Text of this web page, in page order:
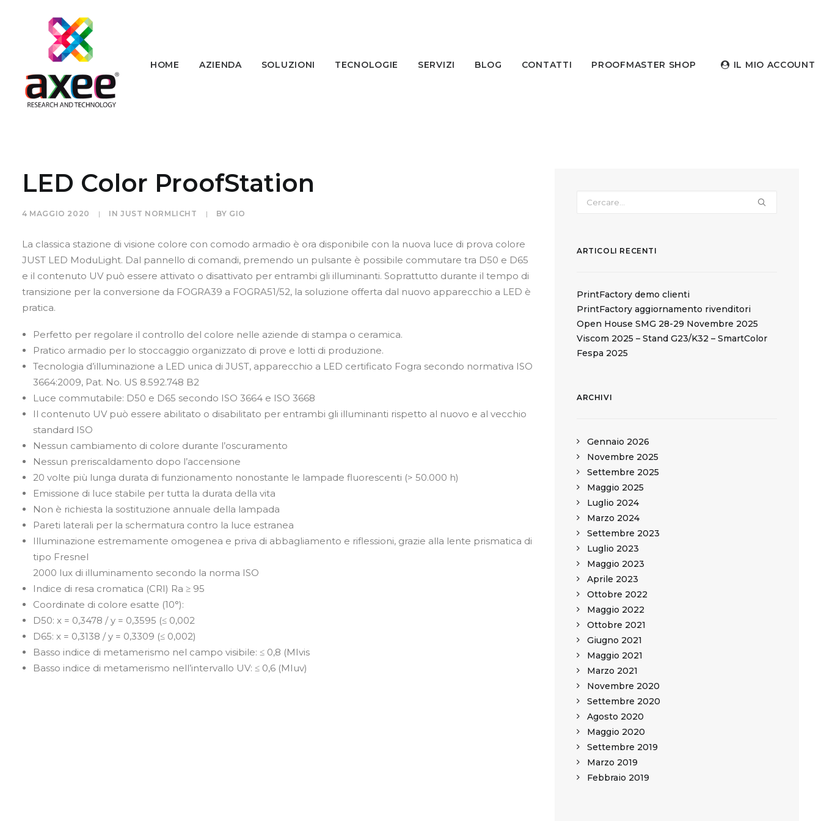
HOME AZIENDA SOLUZIONI TECNOLOGIE SERVIZI BLOG CONTATTI PROOFMASTER SHOP IL MIO ACCOUNT
LED Color ProofStation
4 MAGGIO 2020 | INJUST NORMLICHT | BY GIO
La classica stazione di visione colore con comodo armadio è ora disponibile con la nuova luce di prova colore
JUST LED ModuLight. Dal pannello di comandi, premendo un pulsante è possibile commutare tra D50 e D65
e il contenuto UV può essere attivato o disattivato per entrambi gli illuminanti. Soprattutto durante il tempo di
transizione per la conversione da FOGRA39 a FOGRA51/52, la soluzione offerta dal nuovo apparecchio a LED è
pratica.
Perfetto per regolare il controllo del colore nelle aziende di stampa o ceramica.
Pratico armadio per lo stoccaggio organizzato di prove e lotti di produzione.
Tecnologia d’illuminazione a LED unica di JUST, apparecchio a LED certificato Fogra secondo normativa ISO
3664:2009, Pat. No. US 8.592.748 B2
Luce commutabile: D50 e D65 secondo ISO 3664 e ISO 3668
Il contenuto UV può essere abilitato o disabilitato per entrambi gli illuminanti rispetto al nuovo e al vecchio
standard ISO
Nessun cambiamento di colore durante l’oscuramento
Nessun preriscaldamento dopo l’accensione
20 volte più lunga durata di funzionamento nonostante le lampade fluorescenti (> 50.000 h)
Emissione di luce stabile per tutta la durata della vita
Non è richiesta la sostituzione annuale della lampada
Pareti laterali per la schermatura contro la luce estranea
Illuminazione estremamente omogenea e priva di abbagliamento e riflessioni, grazie alla lente prismatica di
tipo Fresnel
2000 lux di illuminamento secondo la norma ISO
Indice di resa cromatica (CRI) Ra ≥ 95
Coordinate di colore esatte (10°):
D50: x = 0,3478 / y = 0,3595 (≤ 0,002
D65: x = 0,3138 / y = 0,3309 (≤ 0,002)
Basso indice di metamerismo nel campo visibile: ≤ 0,8 (MIvis
Basso indice di metamerismo nell’intervallo UV: ≤ 0,6 (MIuv)
ARTICOLI RECENTI
PrintFactory demo clienti
PrintFactory aggiornamento rivenditori
Open House SMG 28-29 Novembre 2025
Viscom 2025 – Stand G23/K32 – SmartColor
Fespa 2025
ARCHIVI
Gennaio 2026
Novembre 2025
Settembre 2025
Maggio 2025
Luglio 2024
Marzo 2024
Settembre 2023
Luglio 2023
Maggio 2023
Aprile 2023
Ottobre 2022
Maggio 2022
Ottobre 2021
Giugno 2021
Maggio 2021
Marzo 2021
Novembre 2020
Settembre 2020
Agosto 2020
Maggio 2020
Settembre 2019
Marzo 2019
Febbraio 2019